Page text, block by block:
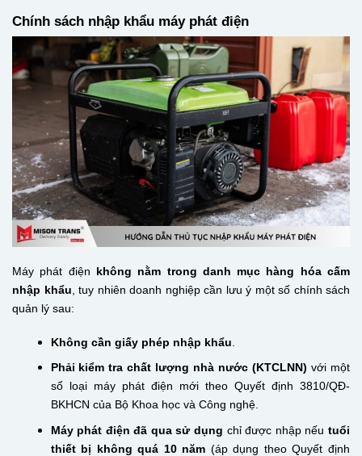
Chính sách nhập khẩu máy phát điện
Máy phát điện không nằm trong danh mục hàng hóa cấm
nhập khẩu , tuy nhiên doanh nghiệp cần lưu ý một số chính sách
quản lý sau:
Không cần giấy phép nhập khẩu
Phải kiểm tra chất lượng nhà nước (KTCLNN) với một
số loại máy phát điện mới theo Quyết định 3810/QĐ-
BKHCN của Bộ Khoa học và Công nghệ.
Máy phát điện đã qua sử dụng chỉ được nhập nếutuổi
thiết bị không quá 10 năm (áp dụng theo Quyết định